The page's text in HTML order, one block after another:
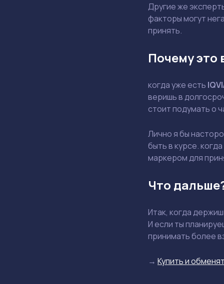
Другие же
факторы могут
принять.
Почему это
когда уже есть
веришь в
стоит подумать о
Лично я бы
быть в курсе.
маркером для
Что
Итак, когда
И если ты
принимать более
→ Купить и